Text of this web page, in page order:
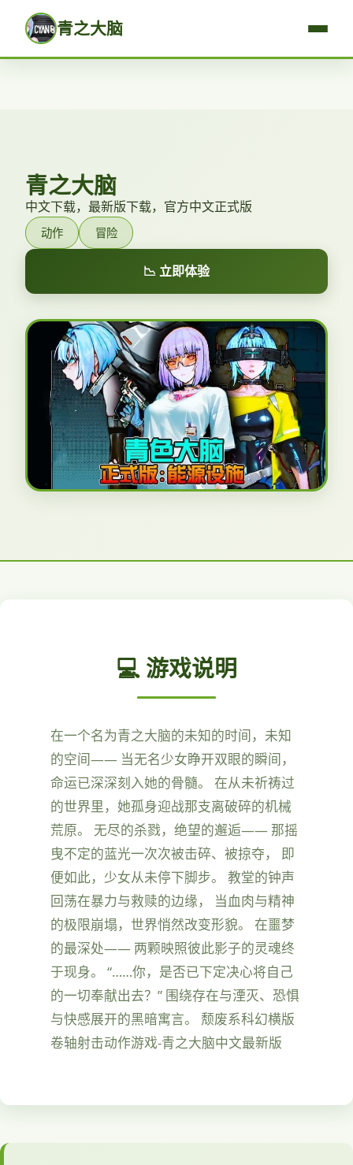
青之大脑
青之大脑
中文下载，最新版下载，官方中文正式版
动作 冒险
📉 立即体验
💻 游戏说明
在一个名为青之大脑的未知的时间，未知
的空间—— 当无名少女睁开双眼的瞬间，
命运已深深刻入她的骨髓。 在从未祈祷过
的世界里，她孤身迎战那支离破碎的机械
荒原。 无尽的杀戮，绝望的邂逅—— 那摇
曳不定的蓝光一次次被击碎、被掠夺， 即
便如此，少女从未停下脚步。 教堂的钟声
回荡在暴力与救赎的边缘， 当血肉与精神
的极限崩塌，世界悄然改变形貌。 在噩梦
的最深处—— 两颗映照彼此影子的灵魂终
于现身。 “……你，是否已下定决心将自己
的一切奉献出去？” 围绕存在与湮灭、恐惧
与快感展开的黑暗寓言。 颓废系科幻横版
卷轴射击动作游戏-青之大脑中文最新版